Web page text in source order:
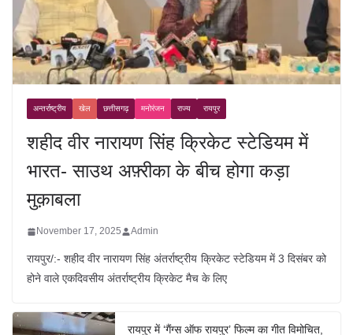
अन्तर्राष्ट्रीय खेल छत्तीसगढ़ मनोरंजन राज्य रायपुर
शहीद वीर नारायण सिंह क्रिकेट स्टेडियम में
भारत- साउथ अफ़्रीका के बीच होगा कड़ा
मुक़ाबला
November 17, 2025 Admin
रायपुर/:- शहीद वीर नारायण सिंह अंतर्राष्ट्रीय क्रिकेट स्टेडियम में 3 दिसंबर को
होने वाले एकदिवसीय अंतर्राष्ट्रीय क्रिकेट मैच के लिए
रायपुर में ‘गैंग्स ऑफ रायपुर’ फिल्म का गीत विमोचित,